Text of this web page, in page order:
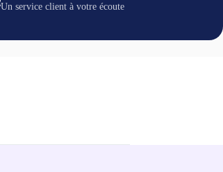
Un service client à votre écoute